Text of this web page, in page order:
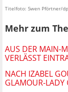
Titelfoto: Swen Pförtner/
Mehr zum
AUS DER MAIN-
VERLÄSST
NACH IZABEL
GLAMOUR-LADY